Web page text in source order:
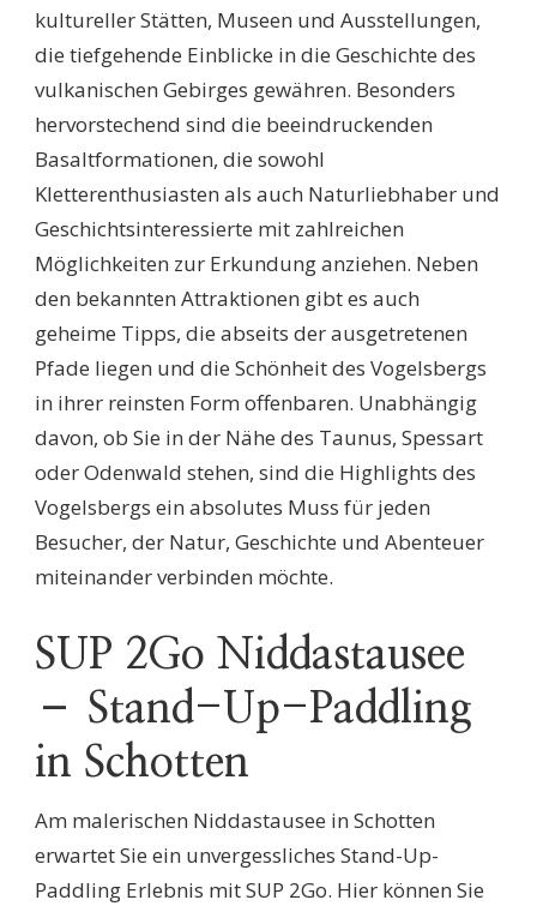
kultureller Stätten, Museen und Ausstellungen,
die tiefgehende Einblicke in die Geschichte des
vulkanischen Gebirges gewähren. Besonders
hervorstechend sind die beeindruckenden
Basaltformationen, die sowohl
Kletterenthusiasten als auch Naturliebhaber und
Geschichtsinteressierte mit zahlreichen
Möglichkeiten zur Erkundung anziehen. Neben
den bekannten Attraktionen gibt es auch
geheime Tipps, die abseits der ausgetretenen
Pfade liegen und die Schönheit des Vogelsbergs
in ihrer reinsten Form offenbaren. Unabhängig
davon, ob Sie in der Nähe des Taunus, Spessart
oder Odenwald stehen, sind die Highlights des
Vogelsbergs ein absolutes Muss für jeden
Besucher, der Natur, Geschichte und Abenteuer
miteinander verbinden möchte.
SUP 2Go Niddastausee
– Stand-Up-Paddling
in Schotten
Am malerischen Niddastausee in Schotten
erwartet Sie ein unvergessliches Stand-Up-
Paddling Erlebnis mit SUP 2Go. Hier können Sie